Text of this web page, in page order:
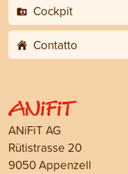
Cockpit
Contatto
ANiFiT AG
Rütistrasse 20
9050 Appenzell